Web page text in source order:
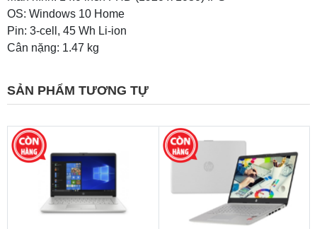
OS: Windows 10 Home
Pin: 3-cell, 45 Wh Li-ion
Cân nặng: 1.47 kg
SẢN PHẨM TƯƠNG TỰ